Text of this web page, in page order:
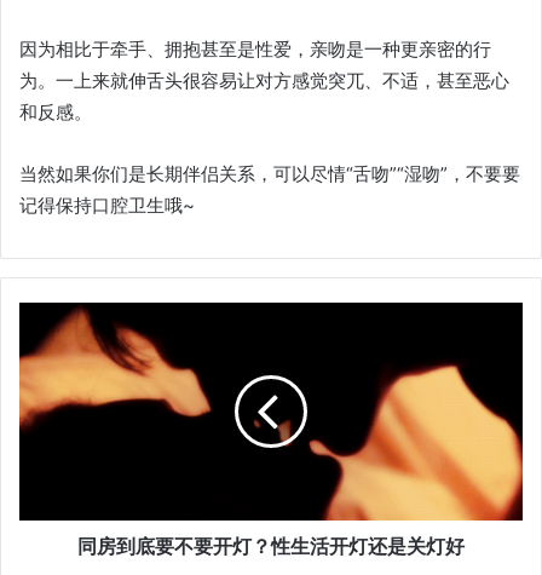
因为相比于牵手、拥抱甚至是性爱，亲吻是一种更亲密的行
为。一上来就伸舌头很容易让对方感觉突兀、不适，甚至恶心
和反感。
当然如果你们是长期伴侣关系，可以尽情“舌吻”“湿吻”，不要要
记得保持口腔卫生哦~
同房到底要不要开灯？性生活开灯还是关灯好